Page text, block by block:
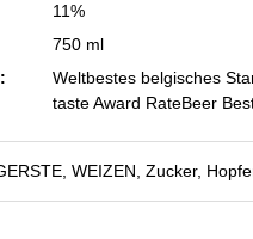
11%
750 ml
Weltbestes belgisches
taste Award RateBeer
WEIZEN, Zucker,